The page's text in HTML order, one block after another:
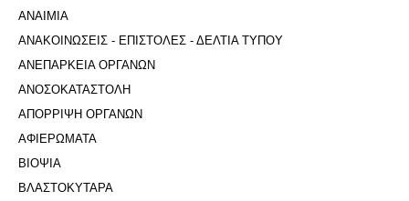
ΑΝΑΙΜΙΑ
ΑΝΑΚΟΙΝΩΣΕΙΣ - ΕΠΙΣΤΟΛΕΣ - ΔΕΛΤΙΑ ΤΥΠΟΥ
ΑΝΕΠΑΡΚΕΙΑ ΟΡΓΑΝΩΝ
ΑΝΟΣΟΚΑΤΑΣΤΟΛΗ
ΑΠΟΡΡΙΨΗ ΟΡΓΑΝΩΝ
ΑΦΙΕΡΩΜΑΤΑ
ΒΙΟΨΙΑ
ΒΛΑΣΤΟΚΥΤΑΡΑ